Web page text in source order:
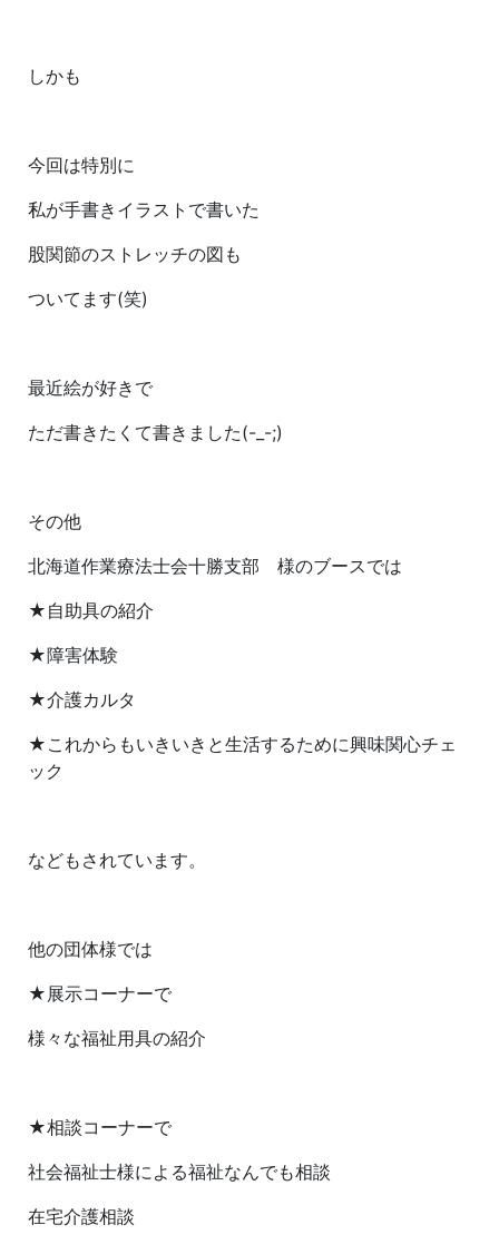
しかも
今回は特別に
私が手書きイラストで書いた
股関節のストレッチの図も
ついてます(笑)
最近絵が好きで
ただ書きたくて書きました(-_-;)
その他
北海道作業療法士会十勝支部 様のブースでは
★自助具の紹介
★障害体験
★介護カルタ
★これからもいきいきと生活するために興味関心チェ
ック
などもされています。
他の団体様では
★展示コーナーで
様々な福祉用具の紹介
★相談コーナーで
社会福祉士様による福祉なんでも相談
在宅介護相談